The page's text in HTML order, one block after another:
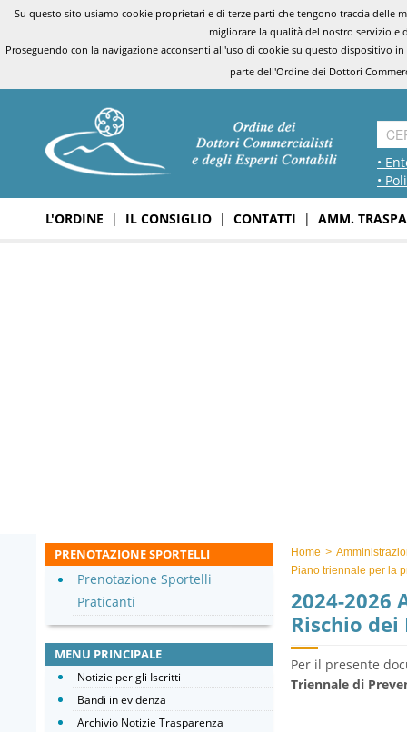
Su questo sito usiamo cookie proprietari e di terze parti che tengono traccia
migliorare la qualità del nostro servizio e
Proseguendo con la navigazione acconsenti all'uso di cookie su questo dispositivo
parte dell'Ordine dei Dottori
•
•
L'ORDINE | IL CONSIGLIO | CONTATTI | AMM.
Home >
Piano triennale per la
2024-2026
Rischio
Per il presente
Triennale di
PRENOTAZIONE SPORTELLI
Prenotazione Sportelli
Praticanti
MENU PRINCIPALE
Notizie per gli Iscritti
Bandi in evidenza
Archivio Notizie Trasparenza